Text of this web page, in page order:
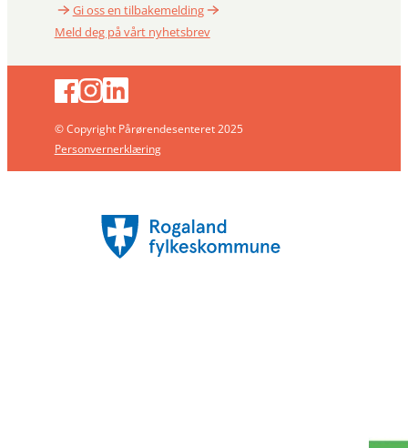
Gi oss en tilbakemelding
Meld deg på vårt nyhetsbrev
© Copyright Pårørendesenteret 2025
Personvernerklæring